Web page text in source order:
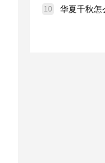
10 华夏千秋怎